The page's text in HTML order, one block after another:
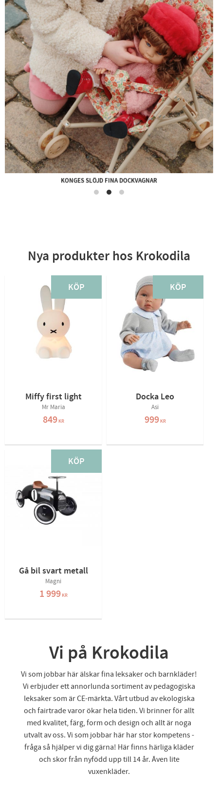
KONGES SLÖJD FINA DOCKVAGNAR
Nya produkter hos Krokodila
Miffy first light
Mr Maria
849KR
KÖP
Docka Leo
Asi
999KR
KÖP
Gå bil svart metall
Magni
1 999KR
KÖP
Vi på Krokodila
Vi som jobbar här älskar fina leksaker och barnkläder!
Vi erbjuder ett annorlunda sortiment av pedagogiska
leksaker som är CE-märkta. Vårt utbud av ekologiska
och fairtrade varor ökar hela tiden. Vi brinner för allt
med kvalitet, färg, form och design och allt är noga
utvalt av oss. Vi som jobbar här har stor kompetens -
fråga så hjälper vi dig gärna! Här finns härliga kläder
och skor från nyfödd upp till 14 år. Även lite
vuxenkläder.